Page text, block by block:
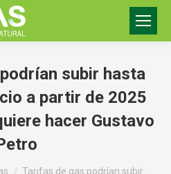
subir hasta
a partir de 2025
hacer Gustavo
Tarifas de gas podrían subir…